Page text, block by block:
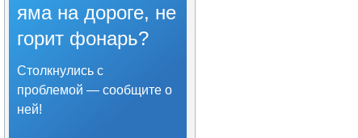
яма на дороге, не
горит фонарь?
Столкнулись с
проблемой — сообщите о
ней!